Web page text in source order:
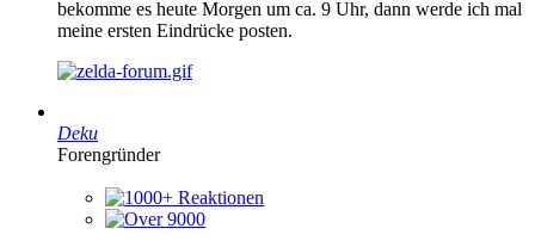
bekomme es heute Morgen um ca. 9 Uhr, dann werde ich mal
meine ersten Eindrücke posten.
Deku
Forengründer